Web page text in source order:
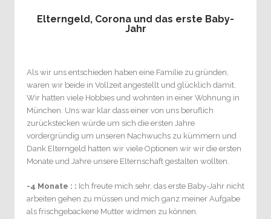
Elterngeld, Corona und das erste Baby-
Jahr
Als wir uns entschieden haben eine Familie zu gründen,
waren wir beide in Vollzeit angestellt und glücklich damit.
Wir hatten viele Hobbies und wohnten in einer Wohnung in
München. Uns war klar dass einer von uns beruflich
zurückstecken würde um sich die ersten Jahre
vordergründig um unseren Nachwuchs zu kümmern und
Dank Elterngeld hatten wir viele Optionen wir wir die ersten
Monate und Jahre unsere Elternschaft gestalten wollten.
-4 Monate : : Ich freute mich sehr, das erste Baby-Jahr nicht
arbeiten gehen zu müssen und mich ganz meiner Aufgabe
als frischgebackene Mutter widmen zu können.